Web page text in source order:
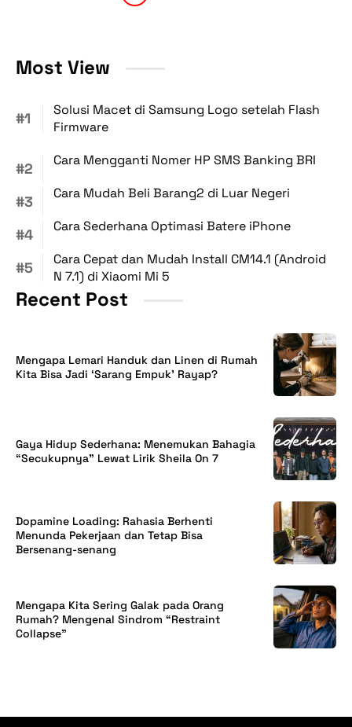
Most View
Solusi Macet di Samsung Logo setelah Flash
Firmware
Cara Mengganti Nomer HP SMS Banking BRI
Cara Mudah Beli Barang2 di Luar Negeri
Cara Sederhana Optimasi Batere iPhone
Cara Cepat dan Mudah Install CM14.1 (Android
N 7.1) di Xiaomi Mi 5
Recent Post
Mengapa Lemari Handuk dan Linen di Rumah
Kita Bisa Jadi ‘Sarang Empuk’ Rayap?
Gaya Hidup Sederhana: Menemukan Bahagia
“Secukupnya” Lewat Lirik Sheila On 7
Dopamine Loading: Rahasia Berhenti
Menunda Pekerjaan dan Tetap Bisa
Bersenang-senang
Mengapa Kita Sering Galak pada Orang
Rumah? Mengenal Sindrom “Restraint
Collapse”